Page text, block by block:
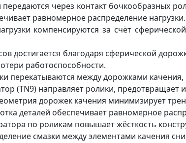
передаются через контакт бочкообразных
равномерное распределение нагрузки.
компенсируются за счёт
достигается благодаря сферической
работоспособности.
перекатываются между дорожками
(TN9) направляет ролики, предотвращает
дорожек качения минимизирует
деталей обеспечивает равномерное
по роликам повышает жёсткость
смазки между элементами качения